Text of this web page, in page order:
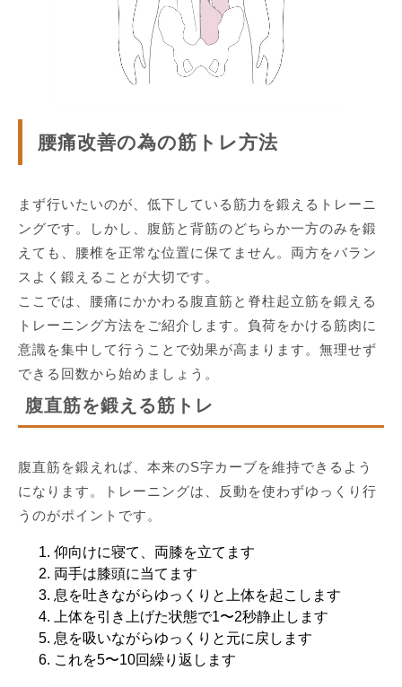
腰痛改善の為の筋トレ方法
まず行いたいのが、低下している筋力を鍛えるトレーニ
ングです。しかし、腹筋と背筋のどちらか一方のみを鍛
えても、腰椎を正常な位置に保てません。両方をバラン
スよく鍛えることが大切です。
ここでは、腰痛にかかわる腹直筋と脊柱起立筋を鍛える
トレーニング方法をご紹介します。負荷をかける筋肉に
意識を集中して行うことで効果が高まります。無理せず
できる回数から始めましょう。
腹直筋を鍛える筋トレ
腹直筋を鍛えれば、本来のS字カーブを維持できるよう
になります。トレーニングは、反動を使わずゆっくり行
うのがポイントです。
仰向けに寝て、両膝を立てます
両手は膝頭に当てます
息を吐きながらゆっくりと上体を起こします
上体を引き上げた状態で1〜2秒静止します
息を吸いながらゆっくりと元に戻します
これを5〜10回繰り返します